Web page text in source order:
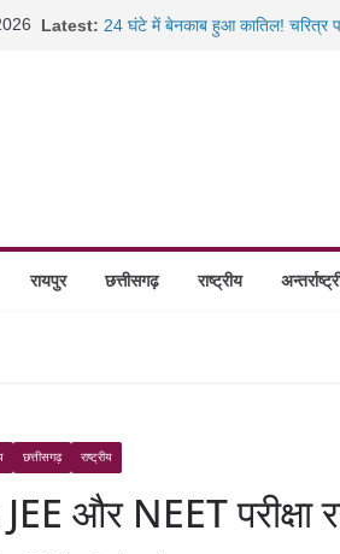
Latest: 24 घंटे में बेनकाब हुआ कातिल! चरित्र
कंटेनर के नीचे आने से बाल-बाल बची
पटना से दबोचा गया फरार इनामी
रायपुर छत्तीसगढ़ राष्ट्रीय
छत्तीसगढ़ राष्ट्रीय
और NEET परीक्षा